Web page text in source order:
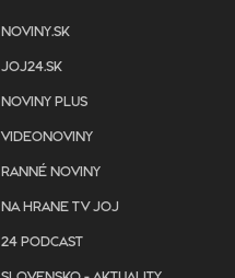
NOVINY.SK
JOJ24.SK
NOVINY PLUS
VIDEONOVINY
RANNÉ NOVINY
NA HRANE TV JOJ
24 PODCAST